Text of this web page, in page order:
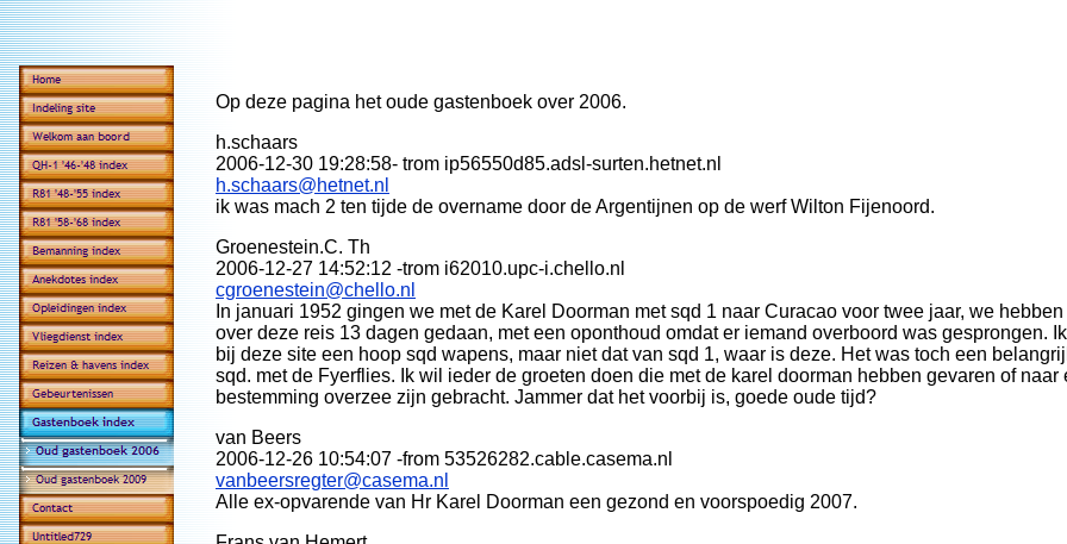
Op deze pagina het oude gastenboek over 2006.
h.schaars
2006-12-30 19:28:58- trom ip56550d85.adsl-surten.hetnet.nl
h.schaars@hetnet.nl
ik was mach 2 ten tijde de overname door de Argentijnen op de werf Wilton Fijenoord.
Groenestein.C. Th
2006-12-27 14:52:12 -trom i62010.upc-i.chello.nl
cgroenestein@chello.nl
In januari 1952 gingen we met de Karel Doorman met sqd 1 naar Curacao voor twee jaar, we hebben
over deze reis 13 dagen gedaan, met een oponthoud omdat er iemand overboord was gesprongen.
bij deze site een hoop sqd wapens, maar niet dat van sqd 1, waar is deze. Het was toch een
sqd. met de Fyerflies. Ik wil ieder de groeten doen die met de karel doorman hebben gevaren of naar
bestemming overzee zijn gebracht. Jammer dat het voorbij is, goede oude tijd?
van Beers
2006-12-26 10:54:07 -from 53526282.cable.casema.nl
vanbeersregter@casema.nl
Alle ex-opvarende van Hr Karel Doorman een gezond en voorspoedig 2007.